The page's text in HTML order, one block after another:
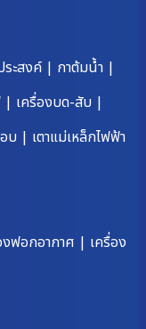
ะสงค์ | กาต้มน้ำ |
| เครื่องบด-สับ |
บ | เตาแม่เหล็กไฟฟ้า
งฟอกอากาศ | เครื่อง